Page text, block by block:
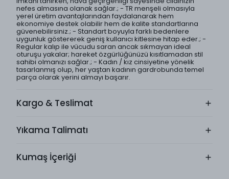
nefes almasına olanak sağlar.; - TR menşeli olmasıyla
yerel üretim avantajlarından faydalanarak hem
ekonomiye destek olabilir hem de kalite standartlarına
güvenebilirsiniz.; - Standart boyuyla farklı bedenlere
uygunluk göstererek geniş kullanıcı kitlesine hitap eder.; -
Regular kalıp ile vücudu saran ancak sıkmayan ideal
oturuşu yakalar; hareket özgürlüğünüzü kısıtlamadan stil
sahibi olmanızı sağlar.; - Kadın / kız cinsiyetine yönelik
tasarlanmış olup, her yaştan kadının gardrobunda temel
parça olarak yerini almayı başarır.
Kargo & Teslimat
Yıkama Talimatı
Kumaş İçeriği